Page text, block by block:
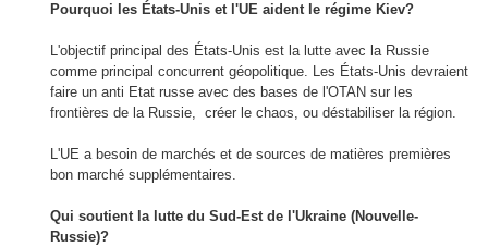
Pourquoi les États-Unis et l'UE aident le régime Kiev?
L'objectif principal des États-Unis est la lutte avec la Russie
comme principal concurrent géopolitique. Les États-Unis devraient
faire un anti Etat russe avec des bases de l'OTAN sur les
frontières de la Russie, créer le chaos, ou déstabiliser la région.
L'UE a besoin de marchés et de sources de matières premières
bon marché supplémentaires.
Qui soutient la lutte du Sud-Est de l'Ukraine (Nouvelle-
Russie)?